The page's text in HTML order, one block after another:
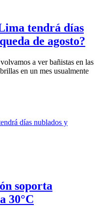
tendrá días
de agosto?
a ver bañistas en las
en un mes usualmente
soporta
30°C